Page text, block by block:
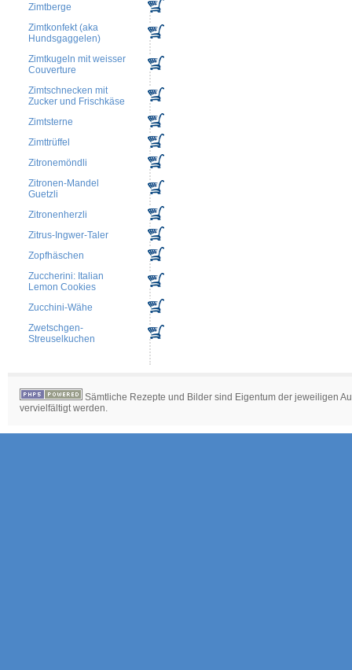
Zimtberge
Zimtkonfekt (aka
Hundsgaggelen)
Zimtkugeln mit weisser
Couverture
Zimtschnecken mit
Zucker und Frischkäse
Zimtsterne
Zimttrüffel
Zitronemöndli
Zitronen-Mandel
Guetzli
Zitronenherzli
Zitrus-Ingwer-Taler
Zopfhäschen
Zuccherini: Italian
Lemon Cookies
Zucchini-Wähe
Zwetschgen-
Streuselkuchen
Sämtliche Rezepte und Bilder sind Eigentum der jeweiligen
vervielfältigt werden.